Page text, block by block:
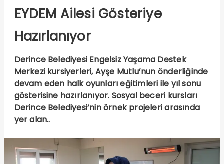
EYDEM Ailesi Gösteriye
Hazırlanıyor
Derince Belediyesi Engelsiz Yaşama Destek
Merkezi kursiyerleri, Ayşe Mutlu’nun önderliğinde
devam eden halk oyunları eğitimleri ile yıl sonu
gösterisine hazırlanıyor. Sosyal beceri kursları
Derince Belediyesi’nin örnek projeleri arasında
yer alan..